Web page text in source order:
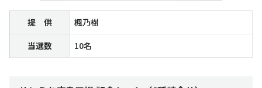
提 供
楓乃樹
当選数
10名